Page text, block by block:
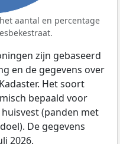
aantal en percentage
zijn gebaseerd
en de gegevens over
Het soort
bepaald voor
(panden met
De gegevens
2026.